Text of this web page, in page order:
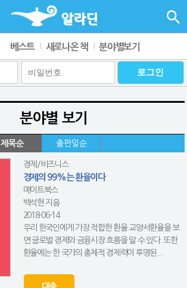
베스트 새로나온 책 분야별보기
분야별 보기
제목순 출판일순
경제/비즈니스
경제의 99%는 환율이다
메이트북스
백석현 지음
2018-06-14
우리 한국인에게 가장 적합한 환율 교양서환율을 보
면 글로벌 경제와 금융시장 흐름을 알 수 있다. 또한
환율에는 한 국가의 총체적 경제력이 투영된...